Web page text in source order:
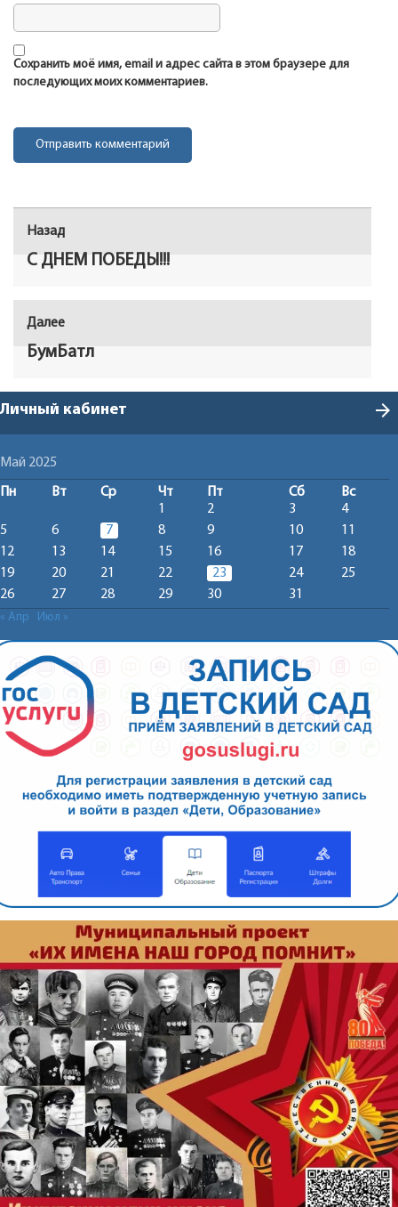
Сохранить моё имя, email и адрес сайта в этом браузере для
последующих моих комментариев.
Навигация
по
записям
Назад
запись:
С ДНЕМ ПОБЕДЫ!!!
Далее
БумБатл
Личный кабинет arrow_forward
Май 2025
Пн Вт Ср Чт Пт Сб
Вс
1
2 3
4
5
6 7 8 9 10
11
12
13 14 15 16 17
18
19
20 21 22 23 24
25
26
27 28 29 30 31
« Апр Июл »